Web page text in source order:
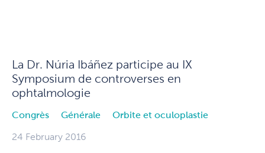
La Dr. Núria Ibáñez participe au IX
Symposium de controverses en
ophtalmologie
Congrès Générale Orbite et oculoplastie
24 February 2016